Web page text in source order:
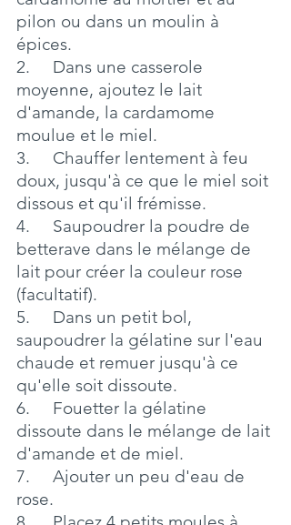
pilon ou dans un moulin à
épices.
2.     Dans une casserole
moyenne, ajoutez le lait
d'amande, la cardamome
moulue et le miel.
3.     Chauffer lentement à feu
doux, jusqu'à ce que le miel soit
dissous et qu'il frémisse.
4.     Saupoudrer la poudre de
betterave dans le mélange de
lait pour créer la couleur rose
(facultatif).
5.     Dans un petit bol,
saupoudrer la gélatine sur l'eau
chaude et remuer jusqu'à ce
qu'elle soit dissoute.
6.     Fouetter la gélatine
dissoute dans le mélange de lait
d'amande et de miel.
7.     Ajouter un peu d'eau de
rose.